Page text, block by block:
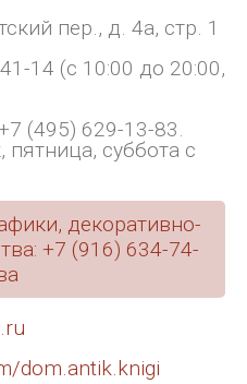
пер., д. 4а, стр. 1
14 (с 10:00 до 20:00,
(495) 629-13-83.
суббота с
декоративно-
+7 (916) 634-74-
dom.antik.knigi